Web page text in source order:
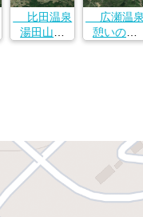
比田温泉
湯田山荘
広瀬温
憩いの家